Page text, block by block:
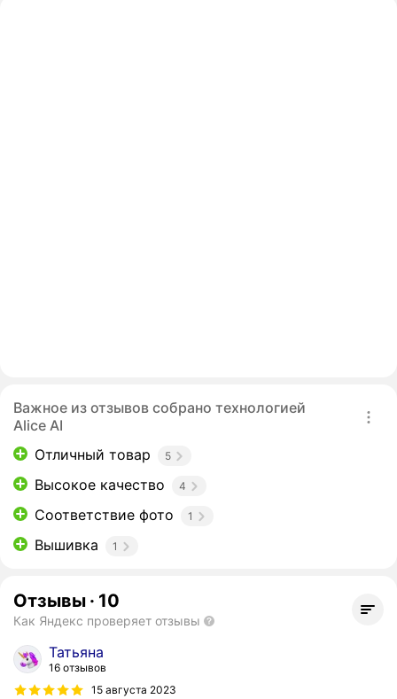
Важное из отзывов собрано технологией
Alice AI
Отличный товар
5
Высокое качество 4
Соответствие фото 1
Вышивка 1
Отзывы · 10
Как Яндекс проверяет отзывы
Татьяна
16 отзывов
15 августа 2023